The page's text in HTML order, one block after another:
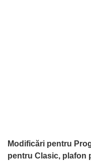
Modificări pentru
pentru Clasic, plafon